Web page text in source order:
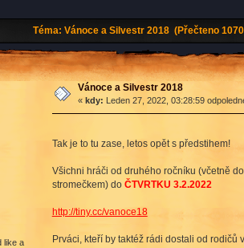
Téma: Vánoce a Silvestr 2018 (Přečteno
like a
Vánoce a Silvestr 2018
« kdy: Leden 27, 2022, 03:28:59
Tak je to tu zase, letos opět s předstihem!
Všichni hráči od druhého ročníku (včetně
stromečkem) do ČTVRTKU 3.2.2022
http://tiny.cc/vanoce18
Prváci, kteří by taktéž rádi dostali od